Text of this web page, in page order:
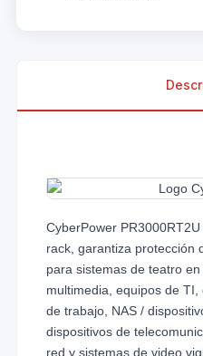
CyberPower
rack, garantiza protección
para sistemas de teatro
multimedia, equipos de
de trabajo, NAS /
dispositivos de
red y sistemas de video